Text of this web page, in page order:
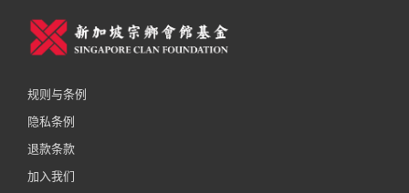
规则与条例
隐私条例
退款条款
加入我们